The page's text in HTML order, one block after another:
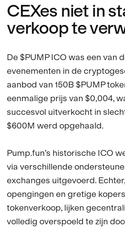
CEXes niet in
verkoop te
De $PUMP ICO was een van
evenementen in de
aanbod van 150B $PUMP
eenmalige prijs van $0,004,
succesvol uitverkocht in
$600M werd opgehaald.
Pump.fun’s historische ICO
via verschillende
exchanges uitgevoerd.
opengingen en gretige
tokenverkoop, lijken
volledig overspoeld te zijn